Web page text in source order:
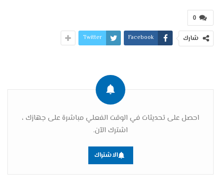
0
شارك Facebook
Twitter
احصل على تحديثات في الوقت الفعلي مباشرة على جهازك ،
اشترك الآن.
الاشتراك